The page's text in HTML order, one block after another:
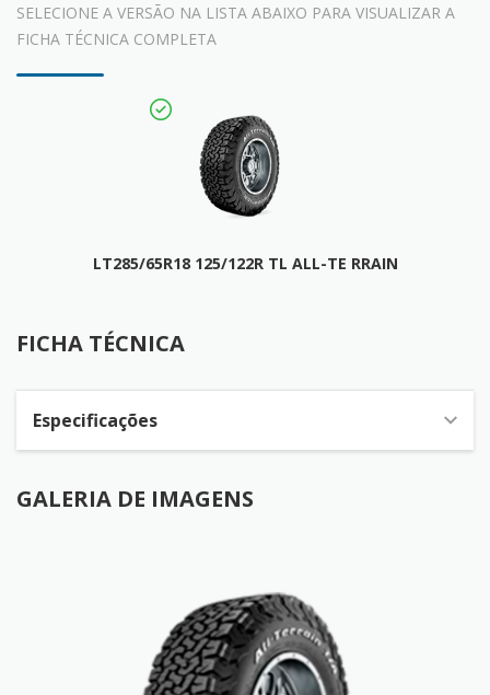
SELECIONE A VERSÃO NA LISTA ABAIXO PARA VISUALIZAR A
FICHA TÉCNICA COMPLETA
LT285/65R18 125/122R TL ALL-TE RRAIN
FICHA TÉCNICA
Especificações
GALERIA DE IMAGENS